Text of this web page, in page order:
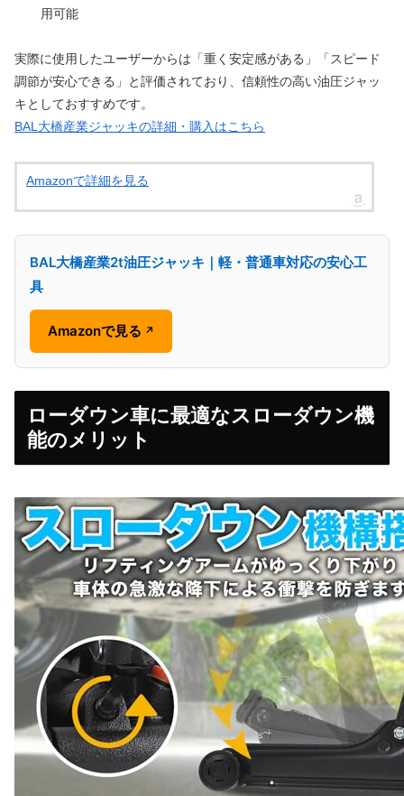
用可能
実際に使用したユーザーからは「重く安定感がある」「スピード
調節が安心できる」と評価されており、信頼性の高い油圧ジャッ
キとしておすすめです。
BAL大橋産業ジャッキの詳細・購入はこちら
Amazonで詳細を見る
BAL大橋産業2t油圧ジャッキ｜軽・普通車対応の安心工
具
Amazonで見る ↗
ローダウン車に最適なスローダウン機
能のメリット